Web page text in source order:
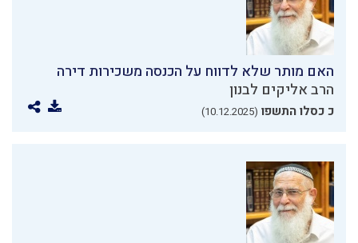
האם מותר שלא לדווח על הכנסה משכירות דירה
הרב אליקים לבנון
כ כסלו התשפו (10.12.2025)